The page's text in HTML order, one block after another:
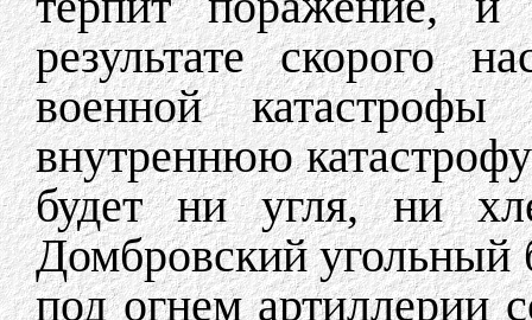
результате скорого
военной
внутреннюю катастрофу
будет ни угля, ни
Домбровский угольный
под огнем артиллерии